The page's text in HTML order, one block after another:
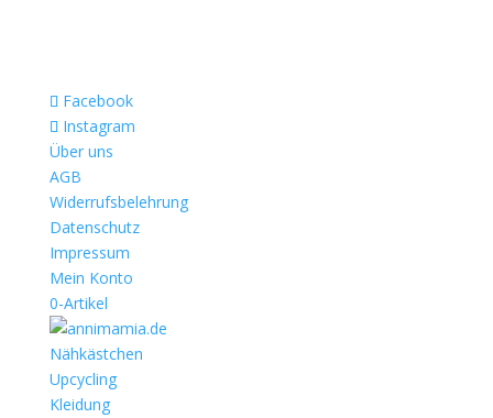
Facebook
Instagram
Über uns
AGB
Widerrufsbelehrung
Datenschutz
Impressum
Mein Konto
0-Artikel
Nähkästchen
Upcycling
Kleidung